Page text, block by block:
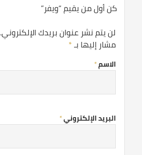
كن أول من يقيم “ويفر”
لن يتم نشر عنوان بريدك الإلكتروني.
مشار إليها بـ*
الاسم*
البريد الإلكتروني*